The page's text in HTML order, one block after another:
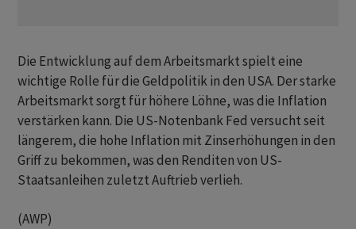
Die Entwicklung auf dem Arbeitsmarkt spielt eine
wichtige Rolle für die Geldpolitik in den USA. Der starke
Arbeitsmarkt sorgt für höhere Löhne, was die Inflation
verstärken kann. Die US-Notenbank Fed versucht seit
längerem, die hohe Inflation mit Zinserhöhungen in den
Griff zu bekommen, was den Renditen von US-
Staatsanleihen zuletzt Auftrieb verlieh.
(AWP)